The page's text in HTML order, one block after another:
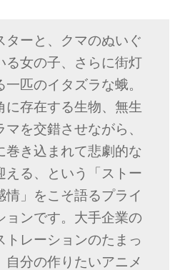
ターと、クマのぬいぐ
る女の子、さらに街灯
匹のイタズラな蛾。
に存在する生物、無生
を交錯させながら、
巻き込まれて悲劇的な
える、という「ストー
情」をこそ語るプライ
ョンです。大手企業の
トレーションのたまっ
自分の作りたいアニメ